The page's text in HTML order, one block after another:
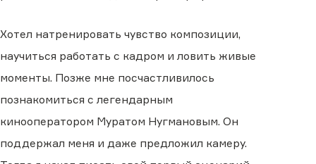
Хотел натренировать чувство композиции,
научиться работать с кадром и ловить живые
моменты. Позже мне посчастливилось
познакомиться с легендарным
кинооператором Муратом Нугмановым. Он
поддержал меня и даже предложил камеру.